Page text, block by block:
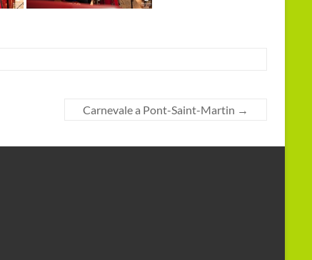
Carnevale a Pont-Saint-Martin →